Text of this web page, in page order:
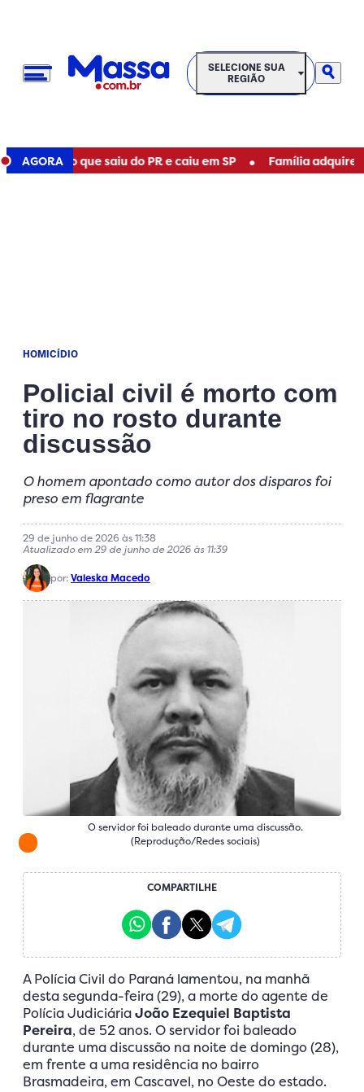
SELECIONE SUA REGIÃO
SELECIONE SUA
REGIÃO
AGORA
avião que saiu do PR e caiu em SP • Família adquire
HOMICÍDIO
Policial civil é morto com
tiro no rosto durante
discussão
O homem apontado como autor dos disparos foi
preso em flagrante
29 de junho de 2026 às 11:38
Atualizado em 29 de junho de 2026 às 11:39
por:Valeska Macedo
O servidor foi baleado durante uma discussão.
(Reprodução/Redes sociais)
COMPARTILHE
A Polícia Civil do Paraná lamentou, na manhã
desta segunda-feira (29), a morte do agente de
Polícia JudiciáriaJoão Ezequiel Baptista
Pereira, de 52 anos. O servidor foi baleado
durante uma discussão na noite de domingo (28),
em frente a uma residência no bairro
Brasmadeira, em Cascavel, no Oeste do estado.